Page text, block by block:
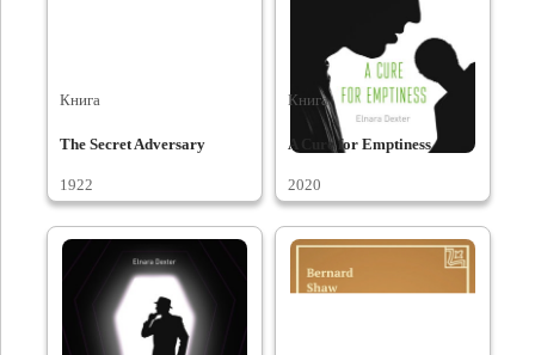
Книга
The Secret Adversary
1922
Книга
A Cure for Emptiness
2020